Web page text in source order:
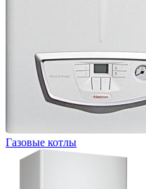
Газовые котлы